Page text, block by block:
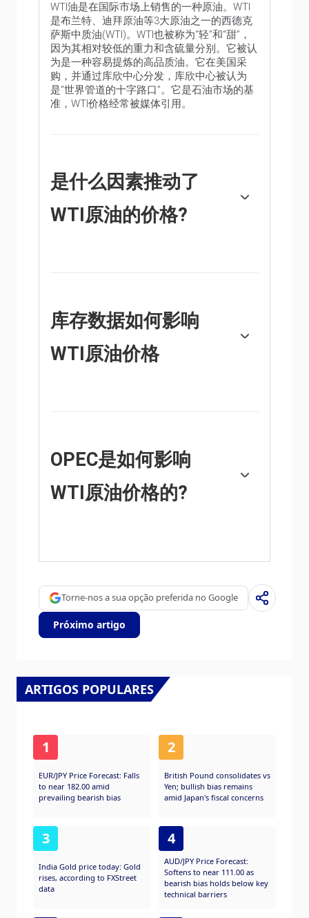
WTI油是在国际市场上销售的一种原油。WTI
是布兰特、迪拜原油等3大原油之一的西德克
萨斯中质油(WTI)。WTI也被称为“轻”和“甜”，
因为其相对较低的重力和含硫量分别。它被认
为是一种容易提炼的高品质油。它在美国采
购，并通过库欣中心分发，库欣中心被认为
是“世界管道的十字路口”。它是石油市场的基
准，WTI价格经常被媒体引用。
是什么因素推动了
WTI原油的价格?
并影响价格。主要产油国组成的石油输出国组
织(OPEC)的决定是油价的另一个关键驱动因
素。美元的价值影响WTI原油的价格，因为石
油主要以美元交易，因此美元疲软可以使石油
更便宜，反之亦然。
库存数据如何影响
WTI原油价格
库存增加可以反映供应增加，从而压低价格。
空气污染指数的报告每周二发布，环境影响评
估报告于周二发布。它们的结果通常是相似
的，75%的情况下误差在1%以内。环境影响
评估的数据被认为更可靠，因为它是一个政府
OPEC是如何影响
WTI原油价格的?
员国的生产配额。他们的决定经常影响WTI原
紧供应，推高油价。当欧佩克增加产量时，它
会产生相反的效果。“OPEC+”指的是一个扩大
后的组织，新增了10个非OPEC成员国，其中
最引人注目的是俄罗斯。
Torne-nos a sua opção preferida no Google
Próximo artigo
ARTIGOS POPULARES
1
EUR/JPY Price Forecast: Falls
to near 182.00 amid
prevailing bearish bias
2
British Pound consolidates vs
Yen; bullish bias remains
amid Japan's fiscal concerns
3
India Gold price today: Gold
rises, according to FXStreet
data
4
AUD/JPY Price Forecast:
Softens to near 111.00 as
bearish bias holds below key
technical barriers